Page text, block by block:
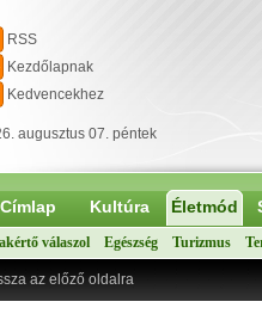
RSS
Kezdőlapnak
Kedvencekhez
augusztus 07. péntek
Címlap Kultúra Életmód
válaszol Egészség Turizmus
az előző oldalra